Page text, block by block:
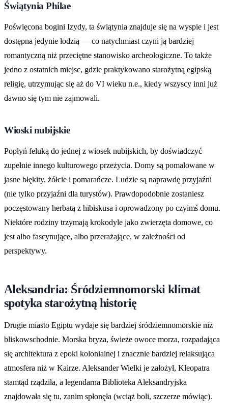
Świątynia Philae
Poświęcona bogini Izydy, ta świątynia znajduje się na wyspie i jest
dostępna jedynie łodzią — co natychmiast czyni ją bardziej
romantyczną niż przeciętne stanowisko archeologiczne. To także
jedno z ostatnich miejsc, gdzie praktykowano starożytną egipską
religię, utrzymując się aż do VI wieku n.e., kiedy wszyscy inni już
dawno się tym nie zajmowali.
Wioski nubijskie
Popłyń feluką do jednej z wiosek nubijskich, by doświadczyć
zupełnie innego kulturowego przeżycia. Domy są pomalowane w
jasne błękity, żółcie i pomarańcze. Ludzie są naprawdę przyjaźni
(nie tylko przyjaźni dla turystów). Prawdopodobnie zostaniesz
poczęstowany herbatą z hibiskusa i oprowadzony po czyimś domu.
Niektóre rodziny trzymają krokodyle jako zwierzęta domowe, co
jest albo fascynujące, albo przerażające, w zależności od
perspektywy.
Aleksandria: Śródziemnomorski klimat
spotyka starożytną historię
Drugie miasto Egiptu wydaje się bardziej śródziemnomorskie niż
bliskowschodnie. Morska bryza, świeże owoce morza, rozpadająca
się architektura z epoki kolonialnej i znacznie bardziej relaksująca
atmosfera niż w Kairze. Aleksander Wielki je założył, Kleopatra
stamtąd rządziła, a legendarna Biblioteka Aleksandryjska
znajdowała się tu, zanim spłonęła (wciąż boli, szczerze mówiąc).